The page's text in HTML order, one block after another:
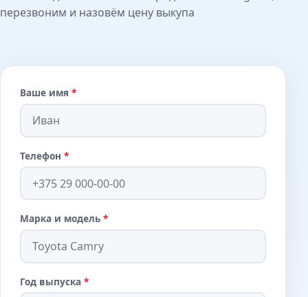
перезвоним и назовём цену выкупа
Ваше имя *
Телефон *
Марка и модель *
Год выпуска *